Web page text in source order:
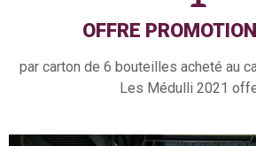
OFFRE
par carton de 6 bouteilles acheté au
Les Médulli 2021